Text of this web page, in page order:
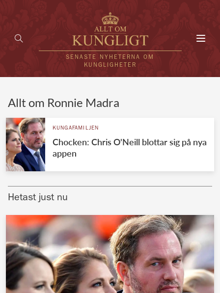
SENASTE NYHETERNA OM
KUNGLIGHETER
UTLÄNDSKT
VÄRLDENS KUNGAHUS
Brittiska kungahuset
Norska kungahuset
Danska kungahuset
Spanska kungahuset
Nederländska kungahuset
Allt om Ronnie Madra
KUNGAFAMILJEN
Chocken: Chris O'Neill blottar sig på nya
appen
Hetast just nu